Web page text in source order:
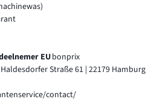
EUbonprix
Straße 61 | 22179 Hamburg
contact/